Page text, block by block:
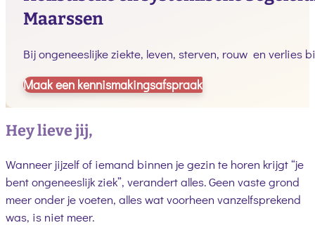
Maarssen
Bij ongeneeslijke ziekte, leven, sterven, rouw en verlies
Maak een kennismakingsafspraak
Hey lieve jij,
Wanneer jijzelf of iemand binnen je gezin te horen krijgt “je
bent ongeneeslijk ziek”, verandert alles. Geen vaste grond
meer onder je voeten, alles wat voorheen vanzelfsprekend
was, is niet meer.